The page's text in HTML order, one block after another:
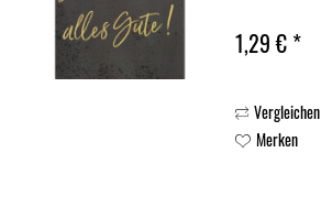
1,29 € *
Vergleichen
Merken